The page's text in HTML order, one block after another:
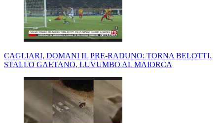
CAGLIARI, DOMANI IL PRE-RADUNO: TORNA BELOTTI.
STALLO GAETANO, LUVUMBO AL MAIORCA